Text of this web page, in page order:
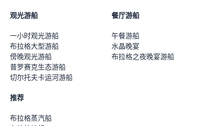
观光游船
一小时观光游船
布拉格大型游船
傍晚观光游船
普罗赛克生态游船
切尔托夫卡运河游船
餐厅游船
午餐游船
水晶晚宴
布拉格之夜晚宴游船
推荐
布拉格蒸汽船